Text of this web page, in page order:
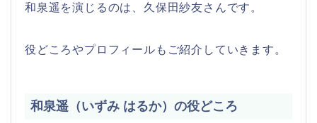
和泉遥を演じるのは、久保田紗友さんです。
役どころやプロフィールもご紹介していきます。
和泉遥（いずみ はるか）の役どころ